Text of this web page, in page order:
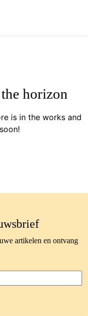
horizon
is in the works and
artikelen en ontvang